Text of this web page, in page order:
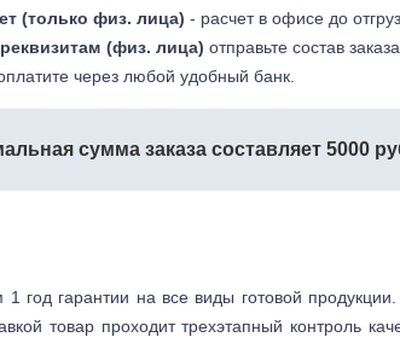
(только физ. лица) - расчет в офисе до
(физ. лица) отправьте состав
через любой удобный банк.
сумма заказа составляет 5000
год гарантии на все виды готовой
товар проходит трехэтапный контроль